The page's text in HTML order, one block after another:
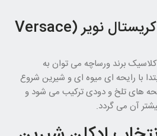
10.ادکلن ورساچه کریستال نویر (Versace
برند ورساچه می توان به
با رایحه ای میوه ای و شیرین شروع
های تلخ و دودی ترکیب می شود و
آن می گردد.